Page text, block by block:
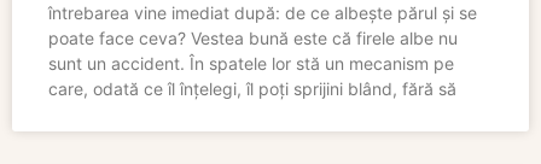
întrebarea vine imediat după: de ce albește părul și se
poate face ceva? Vestea bună este că firele albe nu
sunt un accident. În spatele lor stă un mecanism pe
care, odată ce îl înțelegi, îl poți sprijini blând, fără să